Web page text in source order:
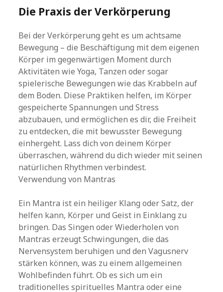
Die Praxis der Verkörperung
Bei der Verkörperung geht es um achtsame
Bewegung – die Beschäftigung mit dem eigenen
Körper im gegenwärtigen Moment durch
Aktivitäten wie Yoga, Tanzen oder sogar
spielerische Bewegungen wie das Krabbeln auf
dem Boden. Diese Praktiken helfen, im Körper
gespeicherte Spannungen und Stress
abzubauen, und ermöglichen es dir, die Freiheit
zu entdecken, die mit bewusster Bewegung
einhergeht. Lass dich von deinem Körper
überraschen, während du dich wieder mit seinen
natürlichen Rhythmen verbindest.
Verwendung von Mantras
Ein Mantra ist ein heiliger Klang oder Satz, der
helfen kann, Körper und Geist in Einklang zu
bringen. Das Singen oder Wiederholen von
Mantras erzeugt Schwingungen, die das
Nervensystem beruhigen und den Vagusnerv
stärken können, was zu einem allgemeinen
Wohlbefinden führt. Ob es sich um ein
traditionelles spirituelles Mantra oder eine